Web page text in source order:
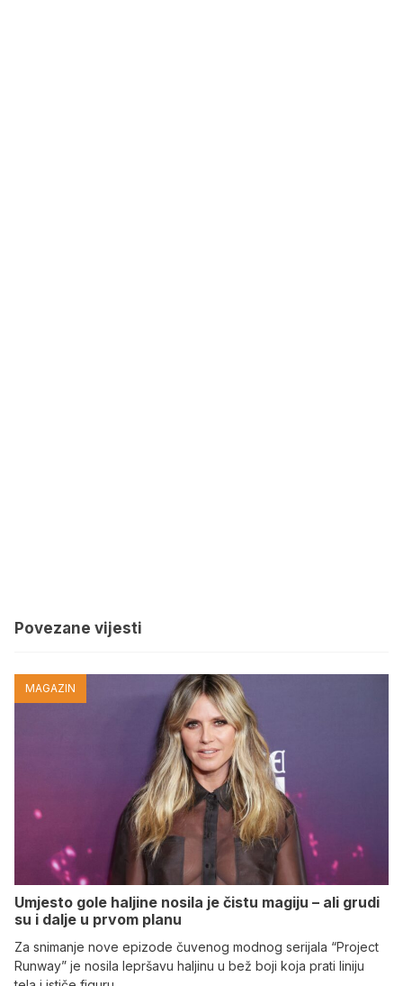
Povezane vijesti
MAGAZIN
Umjesto gole haljine nosila je čistu magiju – ali grudi
su i dalje u prvom planu
Za snimanje nove epizode čuvenog modnog serijala “Project
Runway” je nosila lepršavu haljinu u bež boji koja prati liniju